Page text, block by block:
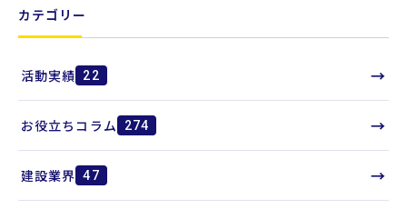
カテゴリー
活動実績 22 →
お役立ちコラム 274 →
建設業界 47 →